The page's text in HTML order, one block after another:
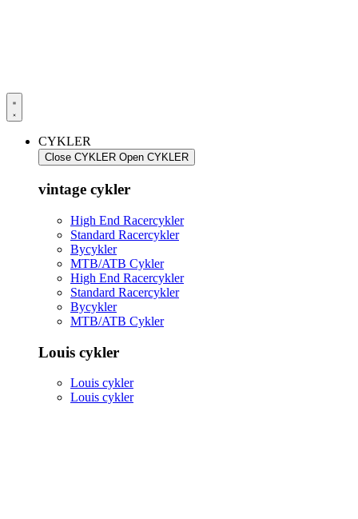
CYKLER
Close CYKLER Open CYKLER
vintage cykler
High End Racercykler
Standard Racercykler
Bycykler
MTB/ATB Cykler
High End Racercykler
Standard Racercykler
Bycykler
MTB/ATB Cykler
Louis cykler
Louis cykler
Louis cykler